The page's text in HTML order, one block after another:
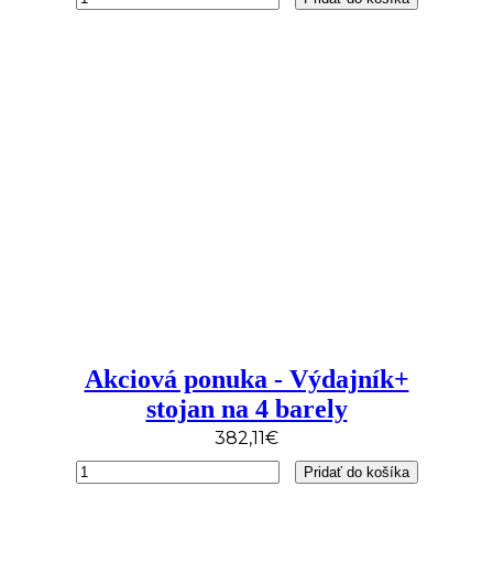
Akciová
Akciová ponuka - Výdajník+
stojan na 4 barely
382,11€
množstvo
Akciová
Pridať do košíka